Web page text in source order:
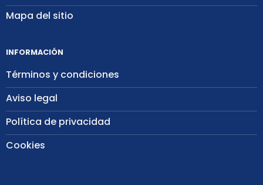
Mapa del sitio
INFORMACIÓN
Términos y condiciones
Aviso legal
Política de privacidad
Cookies